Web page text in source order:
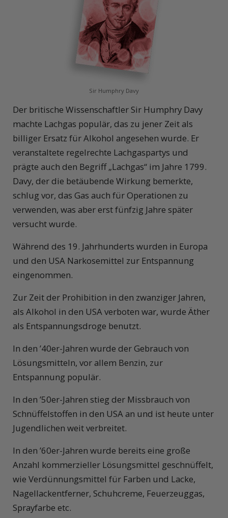
Sir Humphry Davy
Der britische Wissenschaftler Sir Humphry Davy
machte Lachgas populär, das zu jener Zeit als
billiger Ersatz für Alkohol angesehen wurde. Er
veranstaltete regelrechte Lachgaspartys und
prägte auch den Begriff „Lachgas“ im Jahre 1799.
Davy, der die betäubende Wirkung bemerkte,
schlug vor, das Gas auch für Operationen zu
verwenden, was aber erst fünfzig Jahre später
versucht wurde.
Während des 19. Jahrhunderts wurden in Europa
und den USA Narkosemittel zur Entspannung
eingenommen.
Zur Zeit der Prohibition in den zwanziger Jahren,
als Alkohol in den USA verboten war, wurde Äther
als Entspannungsdroge benutzt.
In den ’40er-Jahren wurde der Gebrauch von
Lösungsmitteln, vor allem Benzin, zur
Entspannung populär.
In den ’50er-Jahren stieg der Missbrauch von
Schnüffelstoffen in den USA an und ist heute unter
Jugendlichen weit verbreitet.
In den ’60er-Jahren wurde bereits eine große
Anzahl kommerzieller Lösungsmittel geschnüffelt,
wie Verdünnungsmittel für Farben und Lacke,
Nagellackentferner, Schuhcreme, Feuerzeuggas,
Sprayfarbe etc.